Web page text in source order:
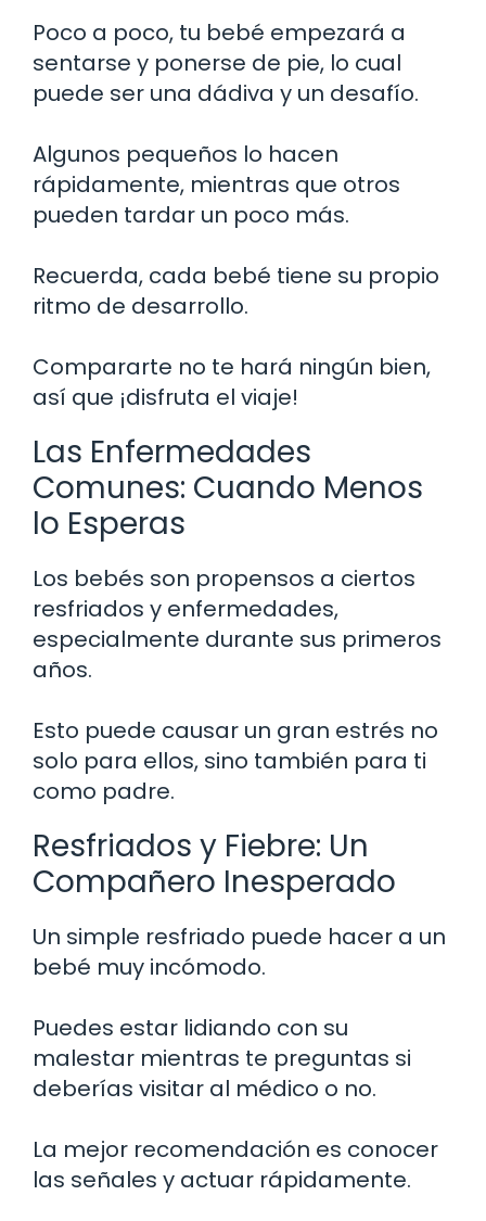
Poco a poco, tu bebé empezará a
sentarse y ponerse de pie, lo cual
puede ser una dádiva y un desafío.
Algunos pequeños lo hacen
rápidamente, mientras que otros
pueden tardar un poco más.
Recuerda, cada bebé tiene su propio
ritmo de desarrollo.
Compararte no te hará ningún bien,
así que ¡disfruta el viaje!
Las Enfermedades
Comunes: Cuando Menos
lo Esperas
Los bebés son propensos a ciertos
resfriados y enfermedades,
especialmente durante sus primeros
años.
Esto puede causar un gran estrés no
solo para ellos, sino también para ti
como padre.
Resfriados y Fiebre: Un
Compañero Inesperado
Un simple resfriado puede hacer a un
bebé muy incómodo.
Puedes estar lidiando con su
malestar mientras te preguntas si
deberías visitar al médico o no.
La mejor recomendación es conocer
las señales y actuar rápidamente.